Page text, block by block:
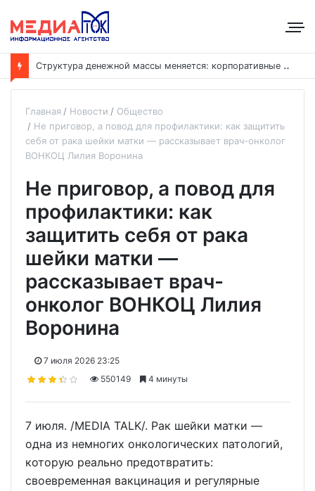
С
труктура денежной массы меняется: корпоративные депозиты обогнали вклады населения
Главная Новости
Общество
Не приговор, а повод для профилактики: как защитить
себя от рака шейки матки — рассказывает врач-онколог
ВОНКОЦ Лилия Воронина
Не приговор, а повод для
профилактики: как
защитить себя от рака
шейки матки —
рассказывает врач-
онколог ВОНКОЦ Лилия
Воронина
7 июля 2026 23:25
550149
4 минуты
7 июля. /MEDIA TALK/. Рак шейки матки —
одна из немногих онкологических патологий,
которую реально предотвратить:
своевременная вакцинация и регулярные